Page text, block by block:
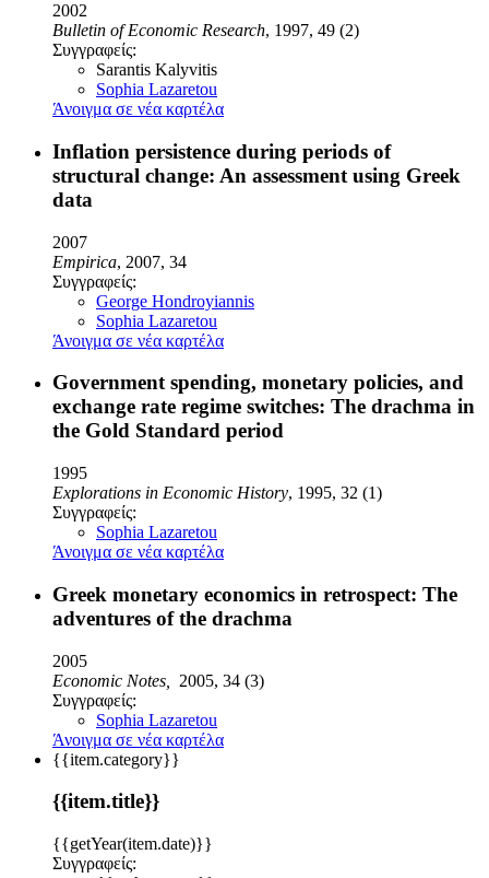
2002
Bulletin of Economic Research, 1997, 49 (2)
Συγγραφείς:
Sarantis Kalyvitis
Sophia Lazaretou
Άνοιγμα σε νέα καρτέλα
Inflation persistence during periods of
structural change: An assessment using Greek
data
2007
Empirica, 2007, 34
Συγγραφείς:
George Hondroyiannis
Sophia Lazaretou
Άνοιγμα σε νέα καρτέλα
Government spending, monetary policies, and
exchange rate regime switches: The drachma in
the Gold Standard period
1995
Explorations in Economic History, 1995, 32 (1)
Συγγραφείς:
Sophia Lazaretou
Άνοιγμα σε νέα καρτέλα
Greek monetary economics in retrospect: The
adventures of the drachma
2005
Economic Notes,
2005, 34 (3)
Συγγραφείς:
Sophia Lazaretou
Άνοιγμα σε νέα καρτέλα
{{item.category}}
{{item.title}}
{{getYear(item.date)}}
Συγγραφείς: